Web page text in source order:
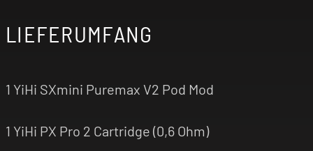
LIEFERUMFANG
1 YiHi SXmini Puremax V2 Pod Mod
1 YiHi PX Pro 2 Cartridge (0,6 Ohm)